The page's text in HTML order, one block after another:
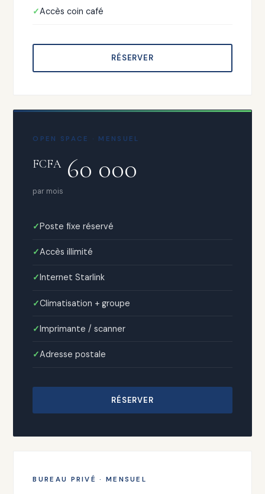
Accès coin café
RÉSERVER
OPEN SPACE · MENSUEL
FCFA60 000
par mois
Poste fixe réservé
Accès illimité
Internet Starlink
Climatisation + groupe
Imprimante / scanner
Adresse postale
RÉSERVER
BUREAU PRIVÉ · MENSUEL